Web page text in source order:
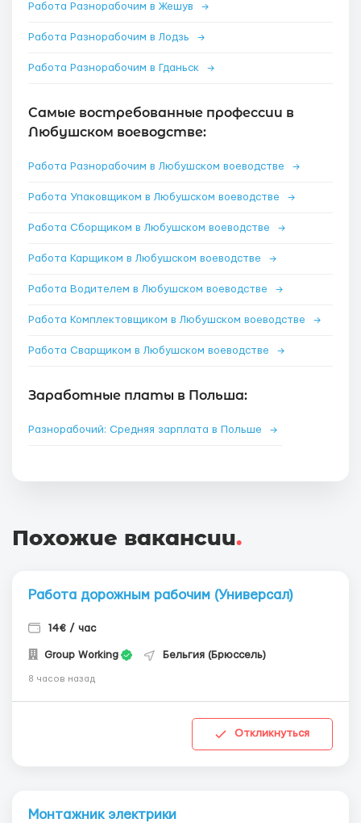
Работа Разнорабочим в Жешув →
Работа Разнорабочим в Лодзь →
Работа Разнорабочим в Гданьск →
Самые востребованные профессии в
Любушском воеводстве:
Работа Разнорабочим в Любушском воеводстве →
Работа Упаковщиком в Любушском воеводстве →
Работа Сборщиком в Любушском воеводстве →
Работа Карщиком в Любушском воеводстве →
Работа Водителем в Любушском воеводстве →
Работа Комплектовщиком в Любушском воеводстве →
Работа Сварщиком в Любушском воеводстве →
Заработные платы в Польша:
Разнорабочий: Средняя зарплата в Польше →
Похожие вакансии.
Работа дорожным рабочим (Универсал)
14€ / час
Group Working Бельгия (Брюссель)
8 часов назад
Откликнуться
Монтажник электрики